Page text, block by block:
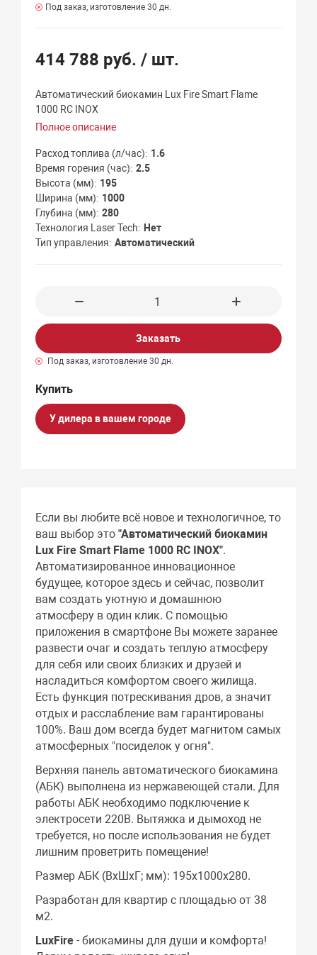
Под заказ, изготовление 30 дн.
414 788 руб./ шт.
Автоматический биокамин Lux Fire Smart Flame
1000 RC INOX
Полное описание
Расход топлива (л/час)
1.6
Время горения (час) 2.5
Высота (мм)
195
Ширина (мм)
1000
Глубина (мм) 280
Технология Laser Tech
Нет
Тип управления Автоматический
Заказать
Под заказ, изготовление 30 дн.
У дилера в вашем городе
Если вы любите всё новое и технологичное, то
ваш выбор это"Автоматический биокамин
Lux Fire Smart Flame 1000 RC INOX".
Автоматизированное инновационное
будущее, которое здесь и сейчас, позволит
вам создать уютную и домашнюю
атмосферу в один клик. С помощью
приложения в смартфоне Вы можете заранее
развести очаг и создать теплую атмосферу
для себя или своих близких и друзей и
насладиться комфортом своего жилища.
Есть функция потрескивания дров, а значит
отдых и расслабление вам гарантированы
100%. Ваш дом всегда будет магнитом самых
атмосферных "посиделок у огня".
Верхняя панель автоматического биокамина
(АБК) выполнена из нержавеющей стали. Для
работы АБК необходимо подключение к
электросети 220В. Вытяжка и дымоход не
требуется, но после использования не будет
лишним проветрить помещение!
Размер АБК (ВхШхГ; мм): 195х1000х280.
Разработан для квартир с площадью от 38
м2.
LuxFire - биокамины для души и комфорта!